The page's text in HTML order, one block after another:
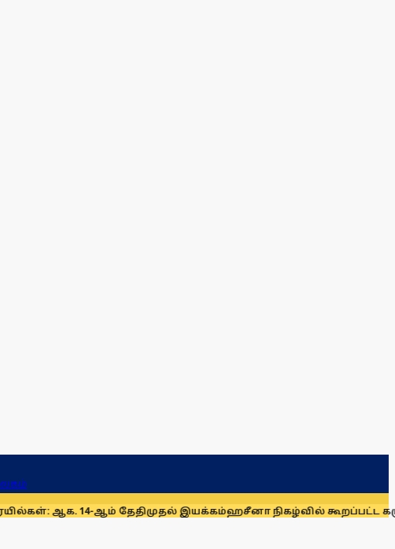
ஆம் தேதிமுதல் இயக்கம்ஹசீனா நிகழ்வில் கூறப்பட்ட கருத்துகளை